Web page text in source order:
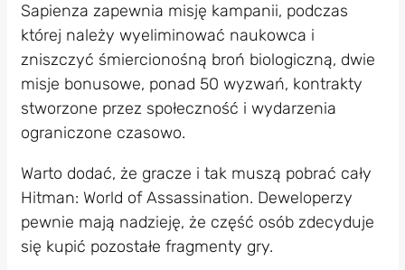
Sapienza zapewnia misję kampanii, podczas
której należy wyeliminować naukowca i
zniszczyć śmiercionośną broń biologiczną, dwie
misje bonusowe, ponad 50 wyzwań, kontrakty
stworzone przez społeczność i wydarzenia
ograniczone czasowo.
Warto dodać, że gracze i tak muszą pobrać cały
Hitman: World of Assassination. Deweloperzy
pewnie mają nadzieję, że część osób zdecyduje
się kupić pozostałe fragmenty gry.